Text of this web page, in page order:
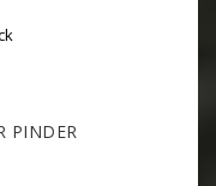
PINDER